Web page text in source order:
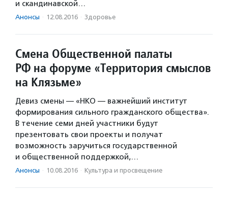
и скандинавской…
Анонсы · 12.08.2016 · Здоровье
Смена Общественной палаты
РФ на форуме «Территория смыслов
на Клязьме»
Девиз смены — «НКО — важнейший институт
формирования сильного гражданского общества».
В течение семи дней участники будут
презентовать свои проекты и получат
возможность заручиться государственной
и общественной поддержкой,…
Анонсы · 10.08.2016 · Культура и просвещение